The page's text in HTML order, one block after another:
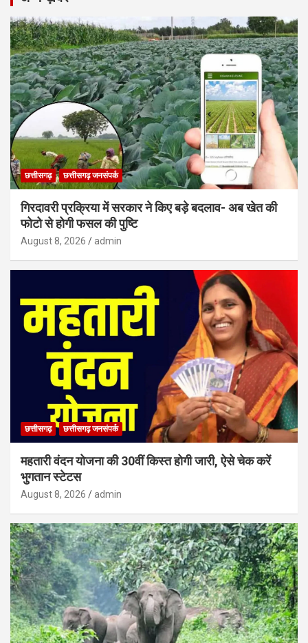
छत्तीसगढ़ छत्तीसगढ़ जनसंपर्क
गिरदावरी प्रक्रिया में सरकार ने किए बड़े बदलाव- अब खेत की
फोटो से होगी फसल की पुष्टि
August 8, 2026 admin
छत्तीसगढ़ छत्तीसगढ़ जनसंपर्क
महतारी वंदन योजना की 30वीं किस्त होगी जारी, ऐसे चेक करें
भुगतान स्टेटस
August 8, 2026 admin